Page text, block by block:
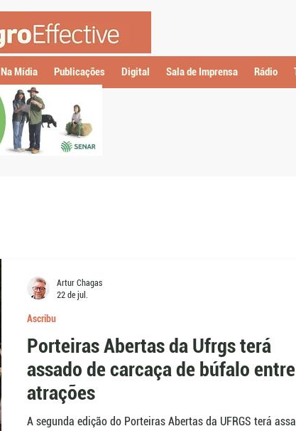
Na Mídia Publicações Digital Sala de Imprensa Rádio
Porteiras Abertas da Ufrgs terá
assado de carcaça de búfalo
atrações
A segunda edição do Porteiras Abertas da UFRGS terá
Ascribu
Artur Chagas
22 de jul.